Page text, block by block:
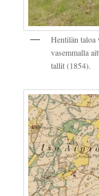
Hentilän taloa
vasemmalla
tallit (1854).